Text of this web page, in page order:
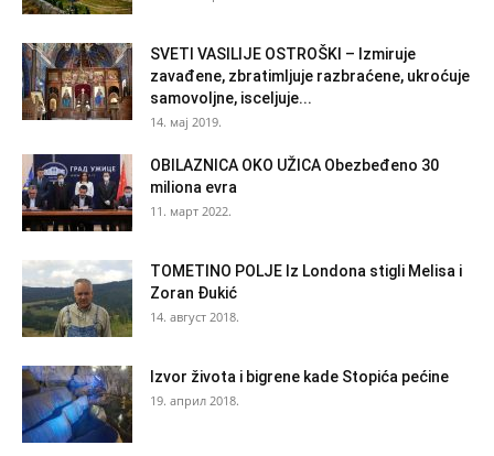
SVETI VASILIJE OSTROŠKI – Izmiruje
zavađene, zbratimljuje razbraćene, ukroćuje
samovoljne, isceljuje...
14. мај 2019.
OBILAZNICA OKO UŽICA Obezbeđeno 30
miliona evra
11. март 2022.
TOMETINO POLJE Iz Londona stigli Melisa i
Zoran Đukić
14. август 2018.
Izvor života i bigrene kade Stopića pećine
19. април 2018.